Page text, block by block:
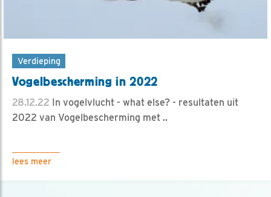
Verdieping
Vogelbescherming in 2022
28.12.22 In vogelvlucht - what else? - resultaten uit
2022 van Vogelbescherming met ..
lees meer